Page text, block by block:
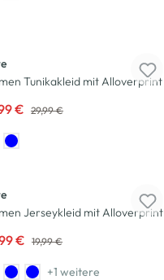
Tunikakleid mit Alloverprint
€ 29,99 €
Jerseykleid mit Alloverprint
€ 19,99 €
+1 weitere